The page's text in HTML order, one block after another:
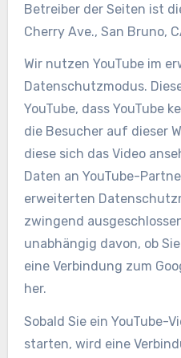
Betreiber der Seiten ist
Cherry Ave., San Bruno,
Wir nutzen YouTube im
Datenschutzmodus.
YouTube, dass YouTube
die Besucher auf dieser
diese sich das Video
Daten an YouTube-
erweiterten
zwingend
unabhängig davon, ob
eine Verbindung zum
her.
Sobald Sie ein YouTube-
starten, wird eine